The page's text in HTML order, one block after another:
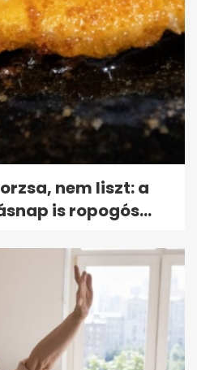
nem liszt: a
is ropogós...